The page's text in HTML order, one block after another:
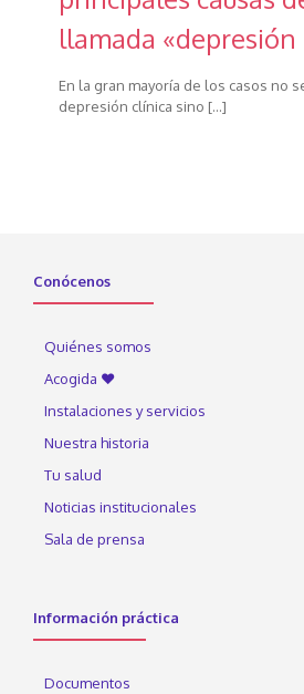
llamada
En la gran mayoría de los casos no
depresión clínica sino […]
Conócenos
Quiénes somos
Acogida ♥
Instalaciones y servicios
Nuestra historia
Tu salud
Noticias institucionales
Sala de prensa
Información práctica
Documentos